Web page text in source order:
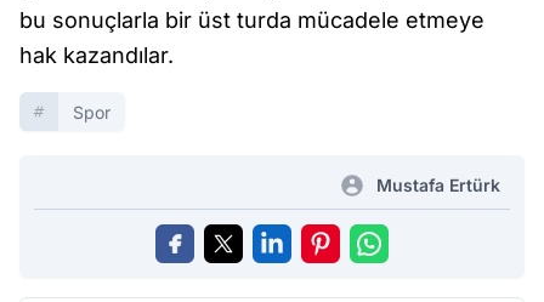
bu sonuçlarla bir üst turda mücadele etmeye
hak kazandılar.
Spor
Mustafa Ertürk